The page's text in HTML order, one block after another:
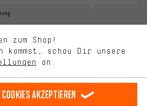
english
EN español
ES français
FR
Aachener Community Affiliateprogramm
Allgemeine Geschäftsbedingungen
zum Shop!
kommst, schau Dir unsere
an.
was Du in unserem Shop suchst und brauchst.
die Verbesserung unserer Webseite und
wird komfortabler. Mit Komfort-Cookies
zu Social Media Plattformen her. So
nützliche Inhalte und Informationen zur
akzeptieren